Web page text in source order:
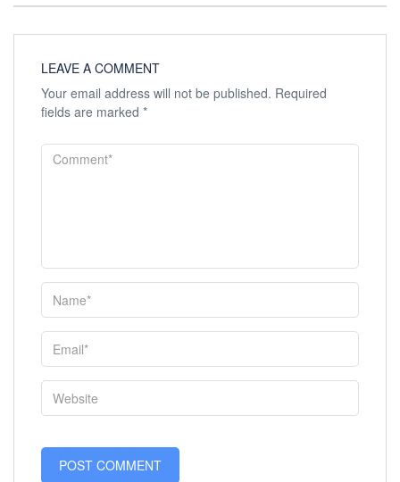
LEAVE A COMMENT
Your email address will not be published. Required
fields are marked *